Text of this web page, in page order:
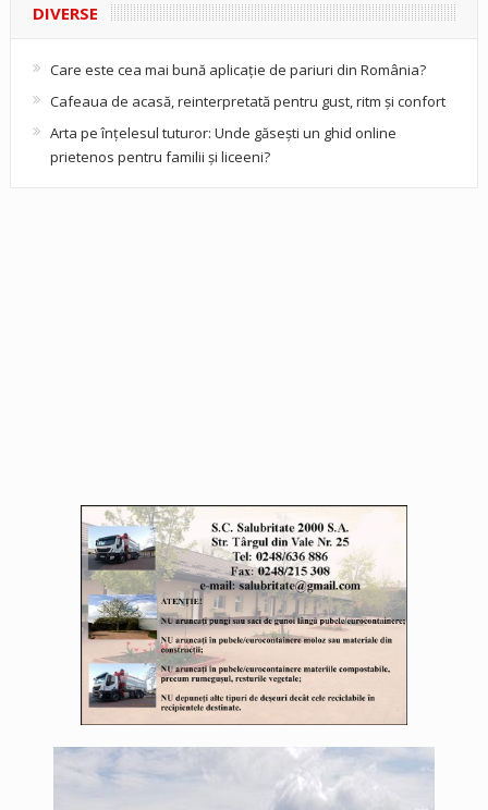
DIVERSE
Care este cea mai bună aplicație de pariuri din România?
Cafeaua de acasă, reinterpretată pentru gust, ritm și confort
Arta pe înțelesul tuturor: Unde găsești un ghid online
prietenos pentru familii și liceeni?